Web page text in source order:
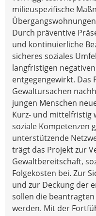
milieuspezifische
Durch präventive
und kontinuierliche
sicheres soziales
langfristigen
entgegengewirkt. Das
Gewaltursachen
jungen Menschen
Kurz- und mittelfristig
soziale Kompetenzen
unterstützende
trägt das Projekt zur
Gewaltbereitschaft,
Folgekosten bei. Zur
und zur Deckung der
sollen die
werden. Mit der